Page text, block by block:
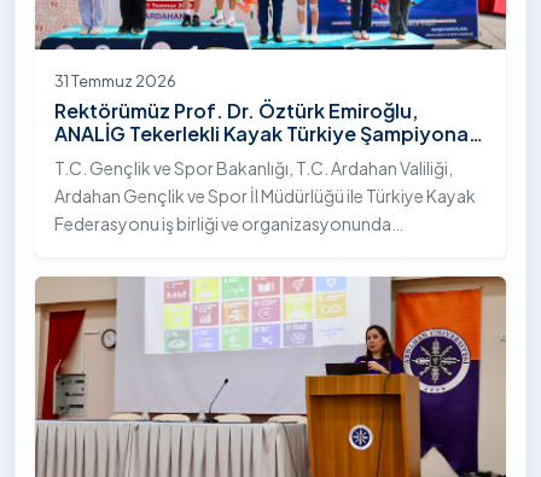
31 Temmuz 2026
Rektörümüz Prof. Dr. Öztürk Emiroğlu,
ANALİG Tekerlekli Kayak Türkiye Şampiyonası
Ödül Töreni’ne Katıldı
T.C. Gençlik ve Spor Bakanlığı, T.C. Ardahan Valiliği,
Ardahan Gençlik ve Spor İl Müdürlüğü ile Türkiye Kayak
Federasyonu iş birliği ve organizasyonunda
Sezonu Tekerlekli Kayak Türkiye Şampiyonası, 30-31
Temmuz 2026 tarihlerinde Ardahan Üniversitesi Yenisey
Yerleşkesi ev sahipliğinde tamamlandı.